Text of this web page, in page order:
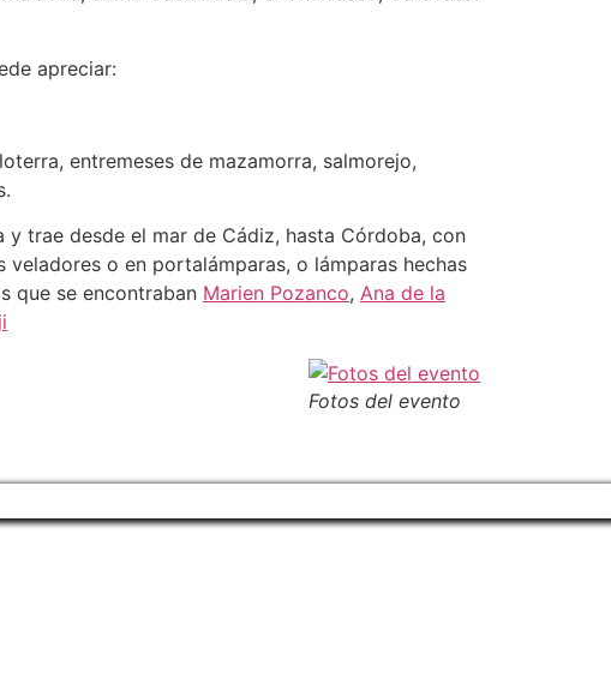
apreciar:
entremeses de mazamorra, salmorejo,
trae desde el mar de Cádiz, hasta Córdoba, con
o en portalámparas, o lámparas hechas
que se encontraban Marien Pozanco, Ana de la
Fotos del evento